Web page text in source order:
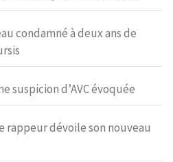
condamné à deux ans de
suspicion d’AVC évoquée
rappeur dévoile son nouveau